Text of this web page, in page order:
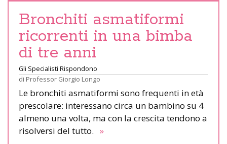
Bronchiti asmatiformi
ricorrenti in una bimba
di tre anni
Gli Specialisti Rispondono
di Professor Giorgio Longo
Le bronchiti asmatiformi sono frequenti in età
prescolare: interessano circa un bambino su 4
almeno una volta, ma con la crescita tendono a
risolversi del tutto. »